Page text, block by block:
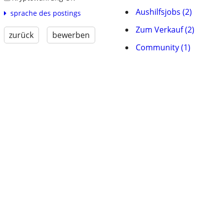
sprache des postings
zurück bewerben
Aushilfsjobs (2)
Zum Verkauf (2)
Community (1)